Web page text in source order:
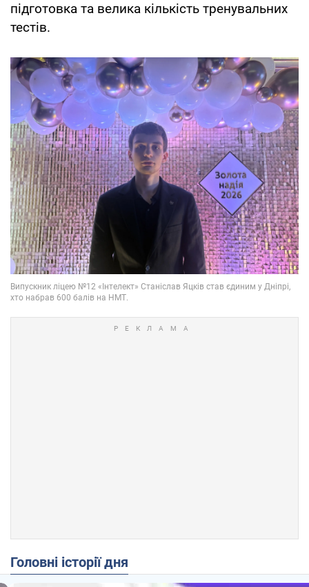
підготовка та велика кількість тренувальних
тестів.
Головні історії дня